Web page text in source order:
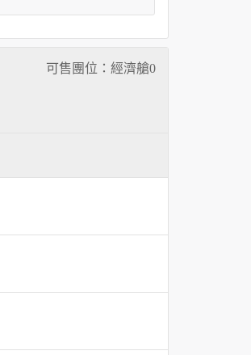
可售團位：經濟艙0